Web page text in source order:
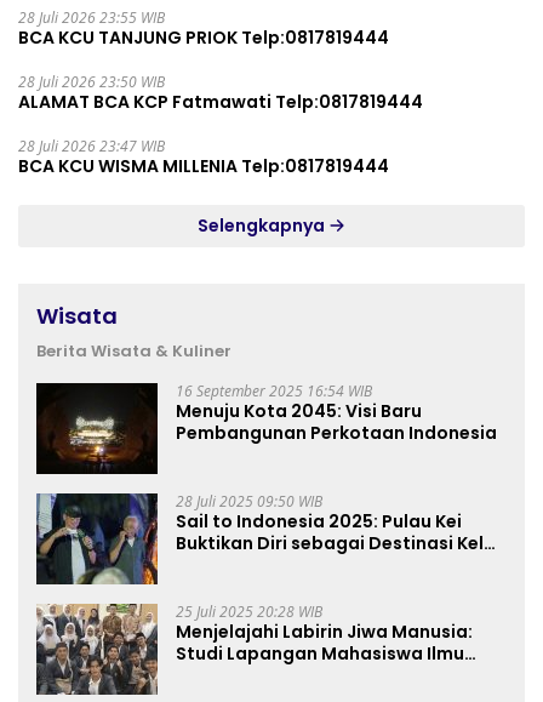
28 Juli 2026 23:55 WIB
BCA KCU TANJUNG PRIOK Telp:0817819444
28 Juli 2026 23:50 WIB
ALAMAT BCA KCP Fatmawati Telp:0817819444
28 Juli 2026 23:47 WIB
BCA KCU WISMA MILLENIA Telp:0817819444
Selengkapnya
Wisata
Berita Wisata & Kuliner
16 September 2025 16:54 WIB
Menuju Kota 2045: Visi Baru
Pembangunan Perkotaan Indonesia
28 Juli 2025 09:50 WIB
Sail to Indonesia 2025: Pulau Kei
Buktikan Diri sebagai Destinasi Kelas
25 Juli 2025 20:28 WIB
Menjelajahi Labirin Jiwa Manusia:
Studi Lapangan Mahasiswa Ilmu